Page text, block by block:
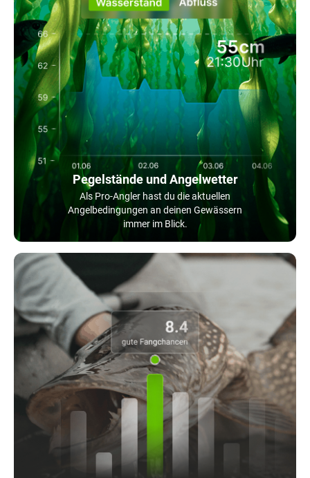
Pegelstände und Angelwetter
Als Pro-Angler hast du die aktuellen
Angelbedingungen an deinen Gewässern
immer im Blick.